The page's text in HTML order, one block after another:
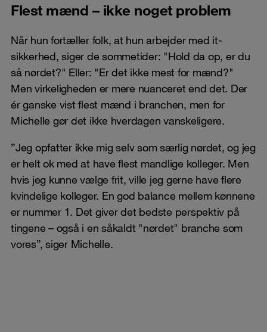
Flest mænd – ikke noget problem
Når hun fortæller folk, at hun arbejder med it-
sikkerhed, siger de sommetider: "Hold da op, er du
så nørdet?" Eller: "Er det ikke mest for mænd?"
Men virkeligheden er mere nuanceret end det. Der
ér ganske vist flest mænd i branchen, men for
Michelle gør det ikke hverdagen vanskeligere.
”Jeg opfatter ikke mig selv som særlig nørdet, og jeg
er helt ok med at have flest mandlige kolleger. Men
hvis jeg kunne vælge frit, ville jeg gerne have flere
kvindelige kolleger. En god balance mellem kønnene
er nummer 1. Det giver det bedste perspektiv på
tingene – også i en såkaldt "nørdet" branche som
vores”, siger Michelle.